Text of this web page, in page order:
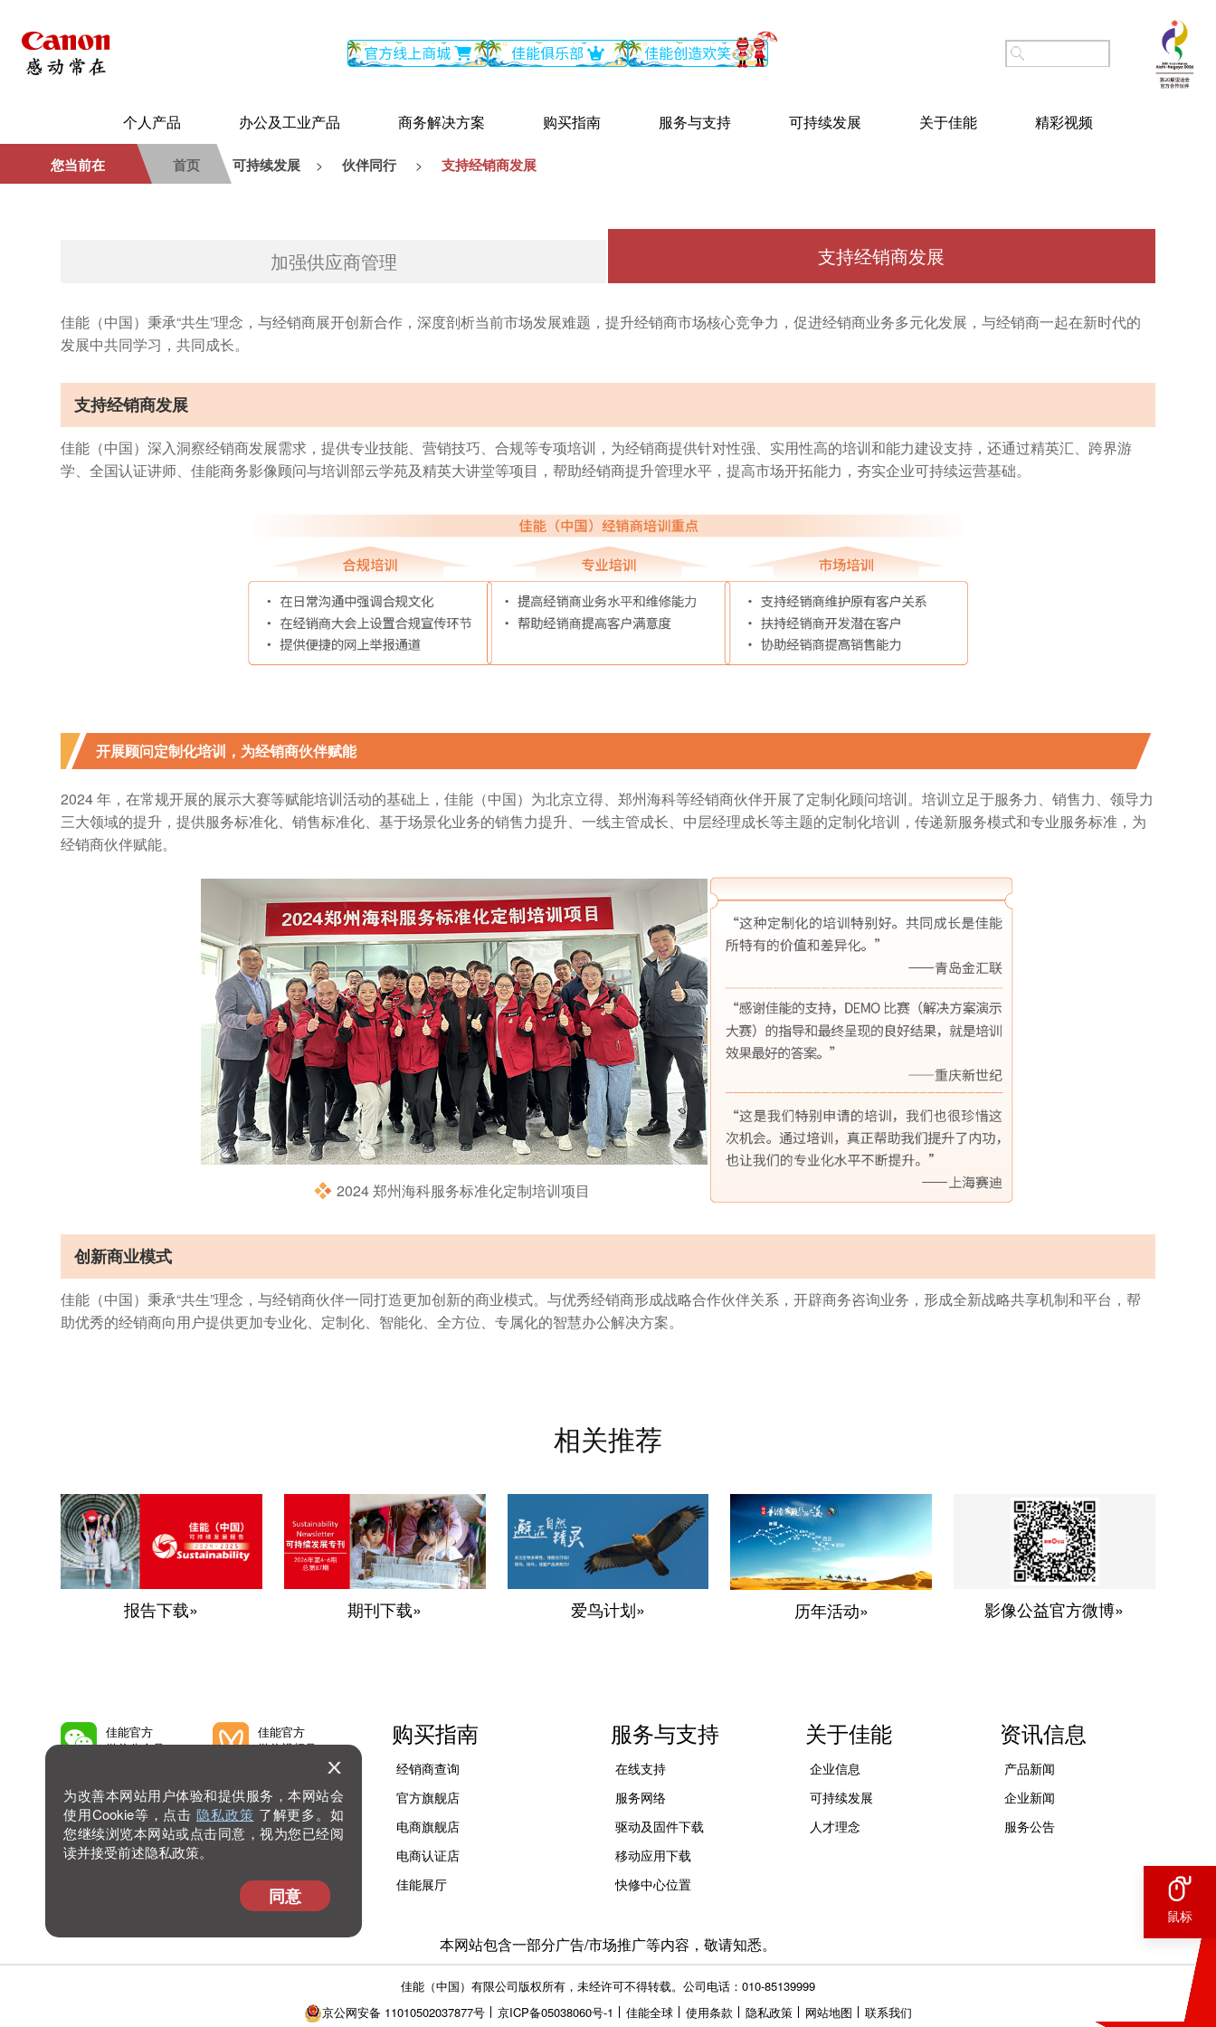
个人产品 办公及工业产品 商务解决方案 购买指南 服务与支持 可持续发展 关于佳能 精彩视频
为改善本网站用户体验和提供服务，本网站会
使用Cookie等，点击 隐私政策 了解更多。如
您继续浏览本网站或点击同意，视为您已经阅
读并接受前述隐私政策。
同意
您当前在 首页 可持续发展 > 伙伴同行 > 支持经销商发展
加强供应商管理 支持经销商发展
佳能（中国）秉承“共生”理念，与经销商展开创新合作，深度剖析当前市场发展难题，提升经销商市场核心竞争力，促进经销商业务多元化发展，与经销商一起在新时代的
发展中共同学习，共同成长。
支持经销商发展
佳能（中国）深入洞察经销商发展需求，提供专业技能、营销技巧、合规等专项培训，为经销商提供针对性强、实用性高的培训和能力建设支持，还通过精英汇、跨界游
学、全国认证讲师、佳能商务影像顾问与培训部云学苑及精英大讲堂等项目，帮助经销商提升管理水平，提高市场开拓能力，夯实企业可持续运营基础。
开展顾问定制化培训，为经销商伙伴赋能
2024 年，在常规开展的展示大赛等赋能培训活动的基础上，佳能（中国）为北京立得、郑州海科等经销商伙伴开展了定制化顾问培训。培训立足于服务力、销售力、领导力
三大领域的提升，提供服务标准化、销售标准化、基于场景化业务的销售力提升、一线主管成长、中层经理成长等主题的定制化培训，传递新服务模式和专业服务标准，为
经销商伙伴赋能。
2024 郑州海科服务标准化定制培训项目
创新商业模式
佳能（中国）秉承“共生”理念，与经销商伙伴一同打造更加创新的商业模式。与优秀经销商形成战略合作伙伴关系，开辟商务咨询业务，形成全新战略共享机制和平台，帮
助优秀的经销商向用户提供更加专业化、定制化、智能化、全方位、专属化的智慧办公解决方案。
相关推荐
报告下载» 期刊下载» 爱鸟计划» 历年活动» 影像公益官方微博»
佳能官方
微信公众号
佳能官方
微信视频号
佳能官方
微博号
佳能官方
抖音号
佳能官方
购买指南
经销商查询
官方旗舰店
电商旗舰店
电商认证店
佳能展厅
服务与支持
在线支持
服务网络
驱动及固件下载
移动应用下载
快修中心位置
关于佳能
企业信息
可持续发展
人才理念
资讯信息
产品新闻
企业新闻
服务公告
本网站包含一部分广告/市场推广等内容，敬请知悉。
佳能（中国）有限公司版权所有，未经许可不得转载。 公司电话：010-85139999
京公网安备 11010502037877号
京ICP备05038060号-1 佳能全球 使用条款 隐私政策 网站地图 联系我们
鼠标